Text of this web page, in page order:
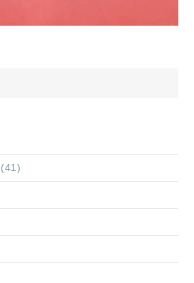
(41)